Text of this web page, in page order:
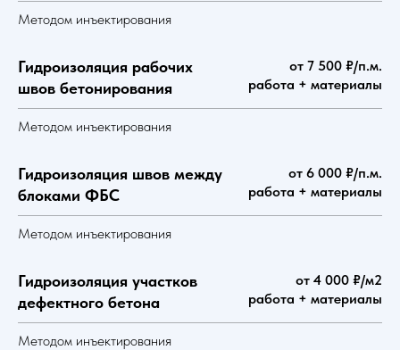
Методом инъектирования
Гидроизоляция рабочих
швов бетонирования
от 7 500 ₽/п.м.
работа + материалы
Методом инъектирования
Гидроизоляция швов между
блоками ФБС
от 6 000 ₽/п.м.
работа + материалы
Методом инъектирования
Гидроизоляция участков
дефектного бетона
от 4 000 ₽/м2
работа + материалы
Методом инъектирования